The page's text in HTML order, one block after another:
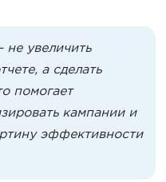
не увеличить
а сделать
помогает
кампании и
эффективности